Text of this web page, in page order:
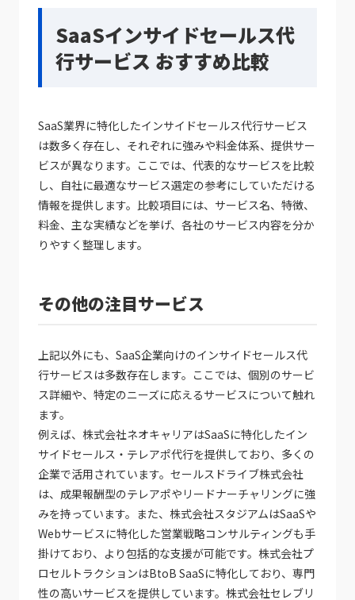
SaaSインサイドセールス代
行サービス おすすめ比較
SaaS業界に特化したインサイドセールス代行サービス
は数多く存在し、それぞれに強みや料金体系、提供サー
ビスが異なります。ここでは、代表的なサービスを比較
し、自社に最適なサービス選定の参考にしていただける
情報を提供します。比較項目には、サービス名、特徴、
料金、主な実績などを挙げ、各社のサービス内容を分か
りやすく整理します。
その他の注目サービス
上記以外にも、SaaS企業向けのインサイドセールス代
行サービスは多数存在します。ここでは、個別のサービ
ス詳細や、特定のニーズに応えるサービスについて触れ
ます。
例えば、株式会社ネオキャリアはSaaSに特化したイン
サイドセールス・テレアポ代行を提供しており、多くの
企業で活用されています。セールスドライブ株式会社
は、成果報酬型のテレアポやリードナーチャリングに強
みを持っています。また、株式会社スタジアムはSaaSや
Webサービスに特化した営業戦略コンサルティングも手
掛けており、より包括的な支援が可能です。株式会社プ
ロセルトラクションはBtoB SaaSに特化しており、専門
性の高いサービスを提供しています。株式会社セレブリ